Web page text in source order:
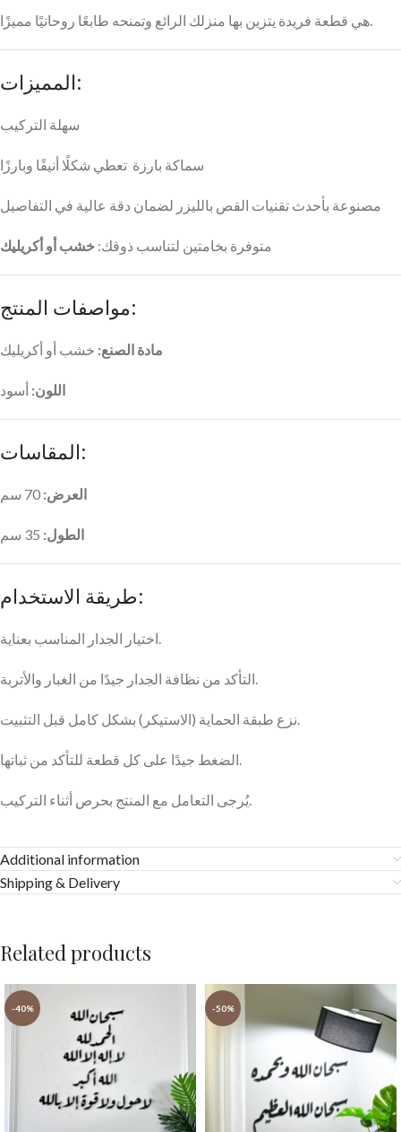
هي قطعة فريدة يتزين بها منزلك الرائع وتمنحه طابعًا روحانيًا مميزًا.
المميزات:
سهلة التركيب
سماكة بارزة تعطي شكلًا أنيقًا وبارزًا
مصنوعة بأحدث تقنيات القص بالليزر لضمان دقة عالية في التفاصيل
متوفرة بخامتين لتناسب ذوقك: خشب أو أكريليك
مواصفات المنتج:
مادة الصنع: خشب أو أكريليك
اللون: أسود
المقاسات:
العرض:
الطول:
طريقة الاستخدام:
اختيار الجدار المناسب بعناية.
التأكد من نظافة الجدار جيدًا من الغبار والأتربة.
نزع طبقة الحماية (الاستيكر) بشكل كامل قبل التثبيت.
الضغط جيدًا على كل قطعة للتأكد من ثباتها.
يُرجى التعامل مع المنتج بحرص أثناء التركيب.
Additional information
Shipping & Delivery
Related products
-40% -50%